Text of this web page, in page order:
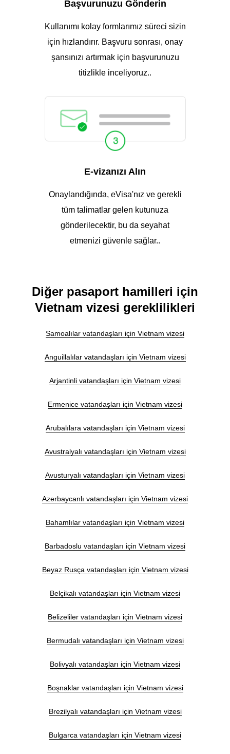
Başvurunuzu Gönderin
Kullanımı kolay formlarımız süreci sizin
için hızlandırır. Başvuru sonrası, onay
şansınızı artırmak için başvurunuzu
titizlikle inceliyoruz..
E-vizanızı Alın
Onaylandığında, eVisa'nız ve gerekli
tüm talimatlar gelen kutunuza
gönderilecektir, bu da seyahat
etmenizi güvenle sağlar..
Diğer pasaport hamilleri için
Vietnam vizesi gereklilikleri
Samoalılar vatandaşları için Vietnam vizesi
Anguillalılar vatandaşları için Vietnam vizesi
Arjantinli vatandaşları için Vietnam vizesi
Ermenice vatandaşları için Vietnam vizesi
Arubalılara vatandaşları için Vietnam vizesi
Avustralyalı vatandaşları için Vietnam vizesi
Avusturyalı vatandaşları için Vietnam vizesi
Azerbaycanlı vatandaşları için Vietnam vizesi
Bahamlılar vatandaşları için Vietnam vizesi
Barbadoslu vatandaşları için Vietnam vizesi
Beyaz Rusça vatandaşları için Vietnam vizesi
Belçikalı vatandaşları için Vietnam vizesi
Belizeliler vatandaşları için Vietnam vizesi
Bermudalı vatandaşları için Vietnam vizesi
Bolivyalı vatandaşları için Vietnam vizesi
Boşnaklar vatandaşları için Vietnam vizesi
Brezilyalı vatandaşları için Vietnam vizesi
Bulgarca vatandaşları için Vietnam vizesi